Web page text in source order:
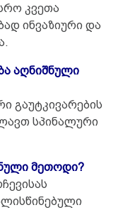
კვეთა
ინვაზიური და
აღნიშნული
გაუტკივარების
სპინალური
მეთოდი?